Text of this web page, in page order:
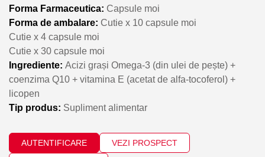
Forma Farmaceutica: Capsule moi
Forma de ambalare: Cutie x 10 capsule moi
Cutie x 4 capsule moi
Cutie x 30 capsule moi
Ingrediente: Acizi grași Omega-3 (din ulei de pește) +
coenzima Q10 + vitamina E (acetat de alfa-tocoferol) +
licopen
Tip produs: Supliment alimentar
AUTENTIFICARE VEZI PROSPECT